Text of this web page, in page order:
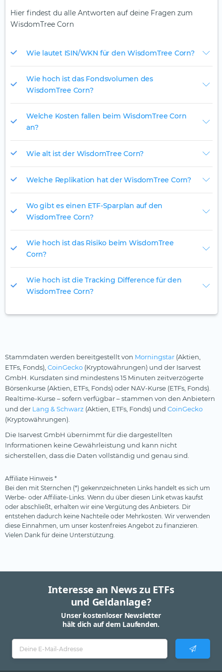
Hier findest du alle Antworten auf deine Fragen zum
WisdomTree Corn
Wie lautet ISIN/WKN für den WisdomTree Corn?
Wie hoch ist das Fondsvolumen des
WisdomTree Corn?
Welche Kosten fallen beim WisdomTree Corn
an?
Wie alt ist der WisdomTree Corn?
Welche Replikation hat der WisdomTree Corn?
Wo gibt es einen ETF-Sparplan auf den
WisdomTree Corn?
Wie hoch ist das Risiko beim WisdomTree
Corn?
Wie hoch ist die Tracking Difference für den
WisdomTree Corn?
Stammdaten werden bereitgestellt von Morningstar (Aktien,
ETFs, Fonds), CoinGecko (Kryptowährungen) und der Isarvest
GmbH. Kursdaten sind mindestens 15 Minuten zeitverzögerte
Börsenkurse (Aktien, ETFs, Fonds) oder NAV-Kurse (ETFs, Fonds).
Realtime-Kurse – sofern verfügbar – stammen von den Anbietern
und der Lang & Schwarz (Aktien, ETFs, Fonds) und CoinGecko
(Kryptowährungen).
Die Isarvest GmbH übernimmt für die dargestellten
Informationen keine Gewährleistung und kann nicht
sicherstellen, dass die Daten vollständig und genau sind.
Affiliate Hinweis *
Bei den mit Sternchen (*) gekennzeichneten Links handelt es sich um
Werbe- oder Affiliate-Links. Wenn du über diesen Link etwas kaufst
oder abschließt, erhalten wir eine Vergütung des Anbieters. Dir
entstehen dadurch keine Nachteile oder Mehrkosten. Wir verwenden
diese Einnahmen, um unser kostenfreies Angebot zu finanzieren.
Vielen Dank für deine Unterstützung.
Interesse an News zu ETFs
und Geldanlage?
Unser kostenloser Newsletter
hält dich auf dem Laufenden.